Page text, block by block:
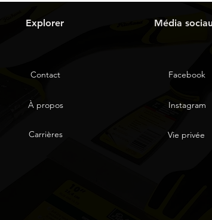
Explorer
Contact
À propos
Carrières
Média
Facebook
Instagram
Vie privée